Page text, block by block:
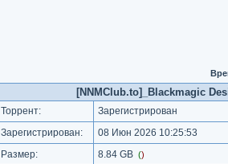
[NNMClub.to]_Blackmagic
Торрент:
Зарегистрирован
Зарегистрирован:
08 Июн 2026 10:25:53
Размер:
8.84 GB ()